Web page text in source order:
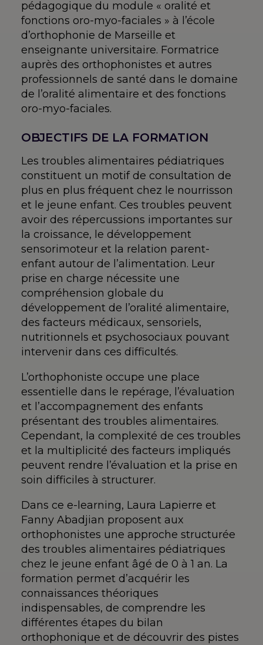
pédagogique du module « oralité et
fonctions oro-myo-faciales » à l’école
d’orthophonie de Marseille et
enseignante universitaire. Formatrice
auprès des orthophonistes et autres
professionnels de santé dans le domaine
de l’oralité alimentaire et des fonctions
oro-myo-faciales.
OBJECTIFS DE LA FORMATION
Les troubles alimentaires pédiatriques
constituent un motif de consultation de
plus en plus fréquent chez le nourrisson
et le jeune enfant. Ces troubles peuvent
avoir des répercussions importantes sur
la croissance, le développement
sensorimoteur et la relation parent-
enfant autour de l’alimentation. Leur
prise en charge nécessite une
compréhension globale du
développement de l’oralité alimentaire,
des facteurs médicaux, sensoriels,
nutritionnels et psychosociaux pouvant
intervenir dans ces difficultés.
L’orthophoniste occupe une place
essentielle dans le repérage, l’évaluation
et l’accompagnement des enfants
présentant des troubles alimentaires.
Cependant, la complexité de ces troubles
et la multiplicité des facteurs impliqués
peuvent rendre l’évaluation et la prise en
soin difficiles à structurer.
Dans ce e-learning, Laura Lapierre et
Fanny Abadjian proposent aux
orthophonistes une approche structurée
des troubles alimentaires pédiatriques
chez le jeune enfant âgé de 0 à 1 an. La
formation permet d’acquérir les
connaissances théoriques
indispensables, de comprendre les
différentes étapes du bilan
orthophonique et de découvrir des pistes